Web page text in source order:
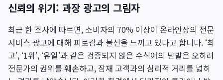
신뢰의 위기: 과장 광고의 그림자
최근 한 조사에 따르면, 소비자의 70% 이상이 온라인상의 전문
서비스 광고에 대해 피로감과 불신을 느끼고 있다고 합니다. ‘최
고’, ‘1위’, ‘유일’과 같은 검증되지 않은 수식어의 남발은 오히려
전문가의 권위를 훼손하고, 잠재 고객과의 심리적 거리를 넓히